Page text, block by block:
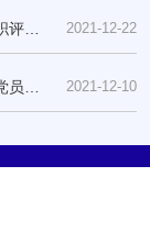
2021-12-22
议
2021-12-10
培